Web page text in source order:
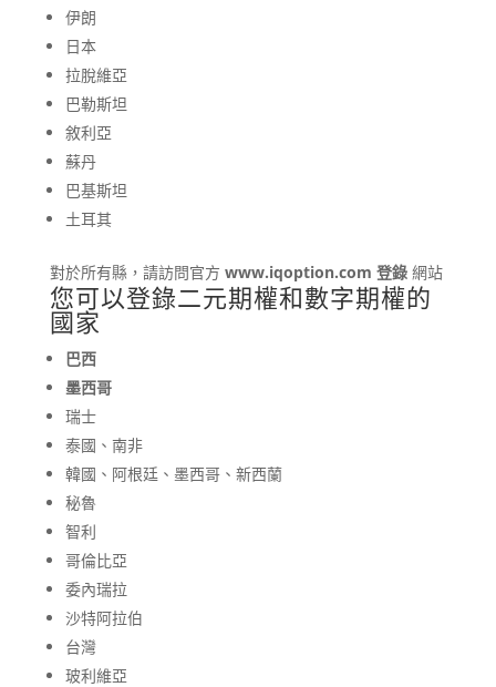
伊朗
日本
拉脫維亞
巴勒斯坦
敘利亞
蘇丹
巴基斯坦
土耳其
對於所有縣，請訪問官方 www.iqoption.com 登錄網站
您可以登錄二元期權和數字期權的
國家
巴西
墨西哥
瑞士
泰國、南非
韓國、阿根廷、墨西哥、新西蘭
秘魯
智利
哥倫比亞
委內瑞拉
沙特阿拉伯
台灣
玻利維亞